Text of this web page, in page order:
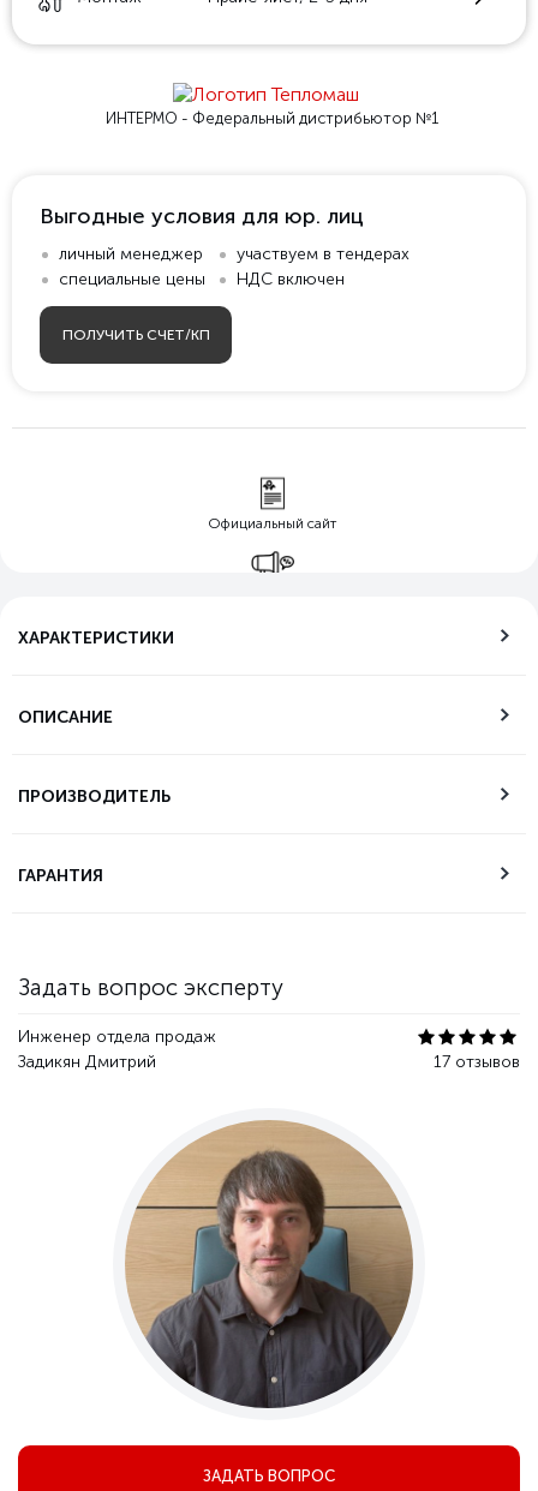
ИНТЕРМО - Федеральный дистрибьютор №1
Выгодные условия для юр. лиц
личный менеджер
специальные цены
участвуем в тендерах
НДС включен
ПОЛУЧИТЬ СЧЕТ/КП
Официальный сайт
Задать вопрос эксперту
Инженер отдела продаж
Задикян Дмитрий
17 отзывов
ЗАДАТЬ ВОПРОС
ХАРАКТЕРИСТИКИ
ОПИСАНИЕ
ПРОИЗВОДИТЕЛЬ
ГАРАНТИЯ